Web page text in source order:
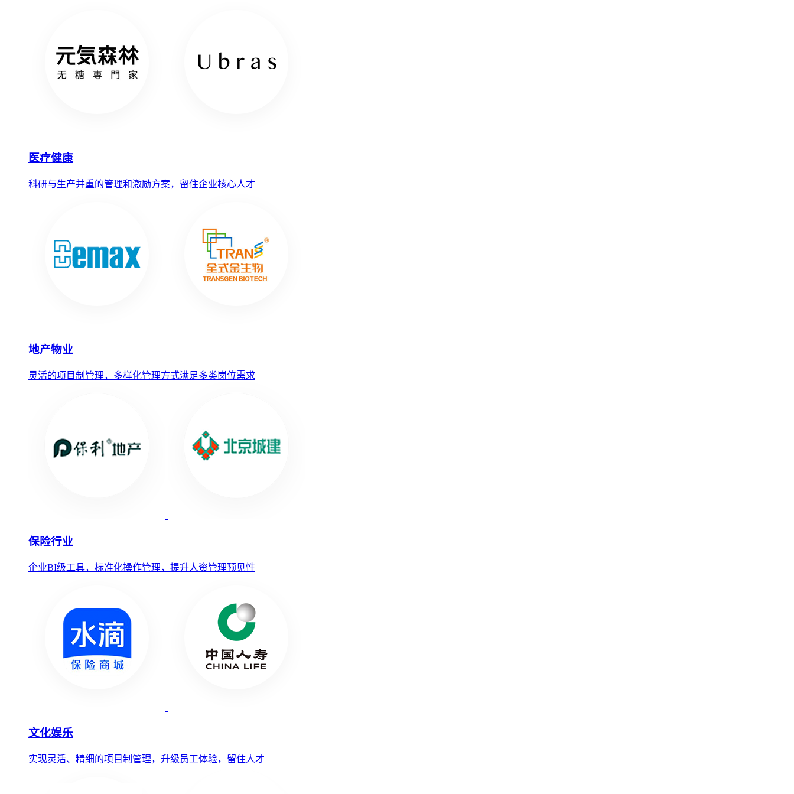
医疗健康
科研与生产并重的管理和激励方案，留住企业核心人才
地产物业
灵活的项目制管理，多样化管理方式满足多类岗位需求
保险行业
企业BI级工具，标准化操作管理，提升人资管理预见性
文化娱乐
实现灵活、精细的项目制管理，升级员工体验，留住人才